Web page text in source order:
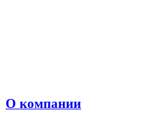
О компании